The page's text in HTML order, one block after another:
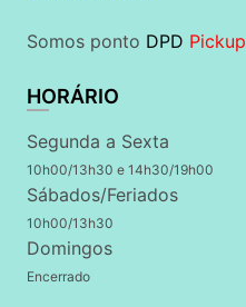
Somos ponto DPD Pickup
HORÁRIO
Segunda a Sexta
10h00/13h30 e 14h30/19h00
Sábados/Feriados
10h00/13h30
Domingos
Encerrado